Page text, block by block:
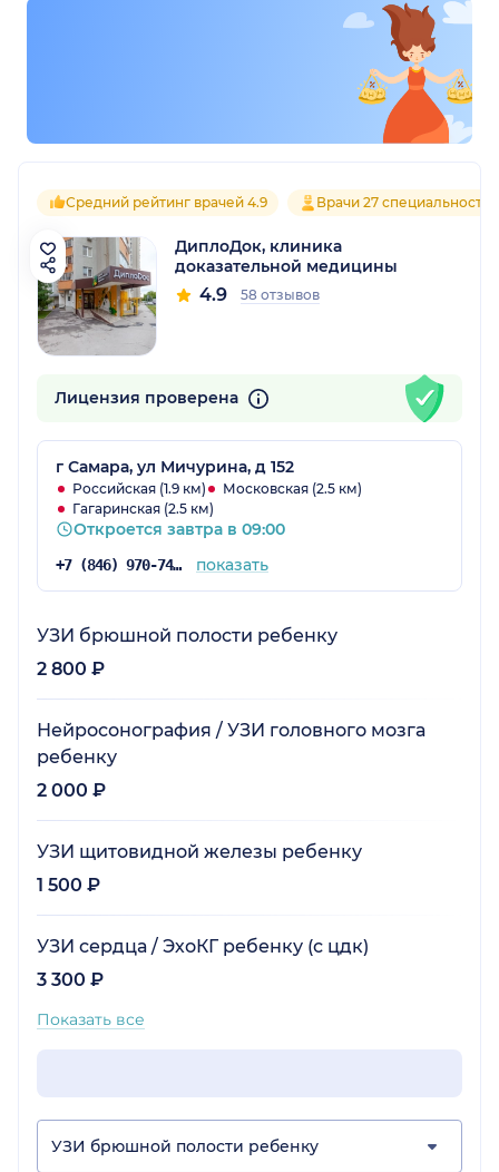
Средний рейтинг врачей 4.9 Врачи 27 специальностей
ДиплоДок, клиника
доказательной медицины
4.9 58 отзывов
Лицензия проверена
г Самара, ул Мичурина, д 152
Российская (1.9 км)
Московская (2.5 км)
Гагаринская (2.5 км)
Откроется завтра в 09:00
+7 (846) 970-74-32 показать
УЗИ брюшной полости ребенку
2 800 ₽
Нейросонография / УЗИ головного мозга
ребенку
2 000 ₽
УЗИ щитовидной железы ребенку
1 500 ₽
УЗИ сердца / ЭхоКГ ребенку (с цдк)
3 300 ₽
Показать все
УЗИ брюшной полости ребенку